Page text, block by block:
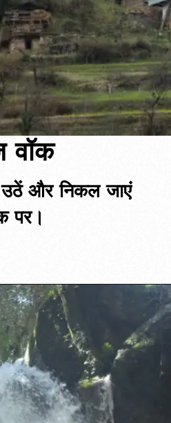
वॉक
और निकल जाएं
पर।